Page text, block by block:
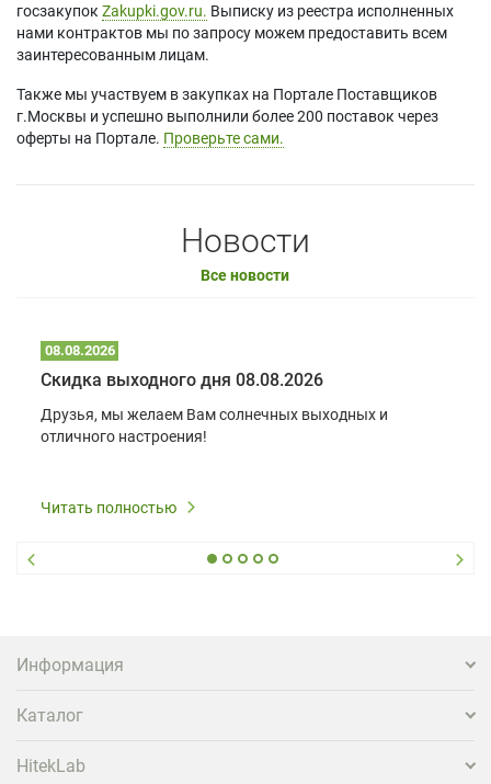
госзакупок Zakupki.gov.ru. Выписку из реестра исполненных
нами контрактов мы по запросу можем предоставить всем
заинтересованным лицам.
Также мы участвуем в закупках на Портале Поставщиков
г.Москвы и успешно выполнили более 200 поставок через
оферты на Портале. Проверьте сами.
Новости
Все новости
08.08.2026
Скидка выходного дня 08.08.2026
Друзья, мы желаем Вам солнечных выходных и
отличного настроения!
Читать полностью
Информация
Каталог
HitekLab